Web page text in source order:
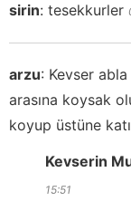
sirin: tesekkurler
arzu: Kevser
arasına koysak
koyup üstüne
Kevserin
15:51